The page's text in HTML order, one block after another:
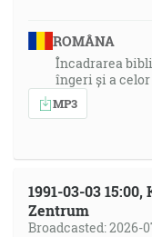
ROMÂNA
Încadrarea
îngeri și a
MP3
1991-03-03
Zentrum
Broadcasted: 2026-